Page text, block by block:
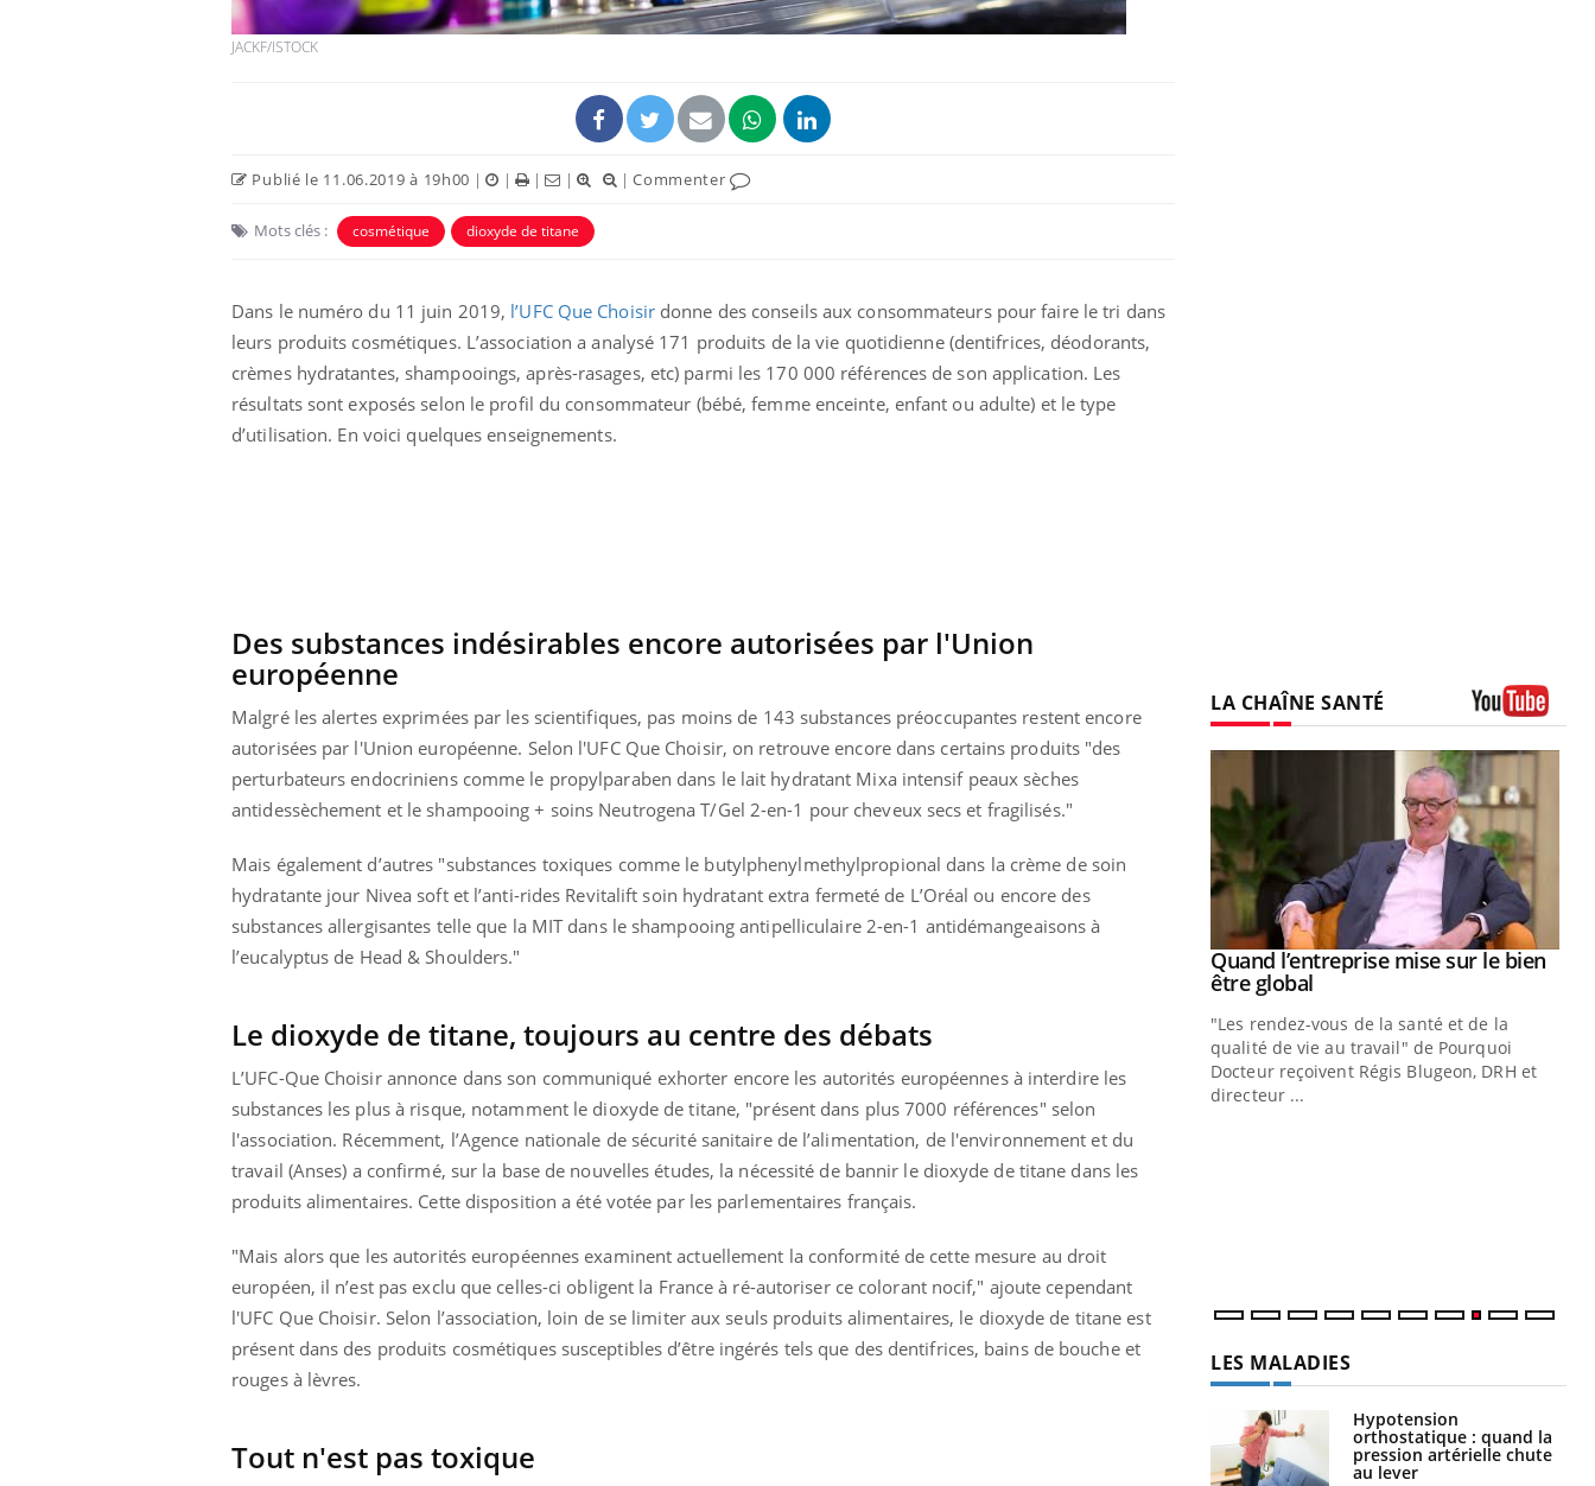
JACKF/ISTOCK
Publié le 11.06.2019 à 19h00 | | | | |Commenter
Mots clés : cosmétique dioxyde de titane
Dans le numéro du 11 juin 2019, l’UFC Que Choisir donne des conseils aux consommateurs pour faire le tri dans
leurs produits cosmétiques. L’association a analysé 171 produits de la vie quotidienne (dentifrices, déodorants,
crèmes hydratantes, shampooings, après-rasages, etc) parmi les 170 000 références de son application. Les
résultats sont exposés selon le profil du consommateur (bébé, femme enceinte, enfant ou adulte) et le type
d’utilisation. En voici quelques enseignements.
Des substances indésirables encore autorisées par l'Union
européenne
Malgré les alertes exprimées par les scientifiques, pas moins de 143 substances préoccupantes restent encore
autorisées par l'Union européenne. Selon l'UFC Que Choisir, on retrouve encore dans certains produits "des
perturbateurs endocriniens comme le propylparaben dans le lait hydratant Mixa intensif peaux sèches
antidessèchement et le shampooing + soins Neutrogena T/Gel 2-en-1 pour cheveux secs et fragilisés."
Mais également d’autres "substances toxiques comme le butylphenylmethylpropional dans la crème de soin
hydratante jour Nivea soft et l’anti-rides Revitalift soin hydratant extra fermeté de L’Oréal ou encore des
substances allergisantes telle que la MIT dans le shampooing antipelliculaire 2-en-1 antidémangeaisons à
l’eucalyptus de Head & Shoulders."
Le dioxyde de titane, toujours au centre des débats
L’UFC-Que Choisir annonce dans son communiqué exhorter encore les autorités européennes à interdire les
substances les plus à risque, notamment le dioxyde de titane, "présent dans plus 7000 références" selon
l'association. Récemment, l’Agence nationale de sécurité sanitaire de l’alimentation, de l'environnement et du
travail (Anses) a confirmé, sur la base de nouvelles études, la nécessité de bannir le dioxyde de titane dans les
produits alimentaires. Cette disposition a été votée par les parlementaires français.
"Mais alors que les autorités européennes examinent actuellement la conformité de cette mesure au droit
européen, il n’est pas exclu que celles-ci obligent la France à ré-autoriser ce colorant nocif," ajoute cependant
l'UFC Que Choisir. Selon l’association, loin de se limiter aux seuls produits alimentaires, le dioxyde de titane est
présent dans des produits cosmétiques susceptibles d’être ingérés tels que des dentifrices, bains de bouche et
rouges à lèvres.
Tout n'est pas toxique
LA CHAÎNE SANTÉ
Diabète & Ramadan 2026Youtube
nombreuses personnes atteintes de
diabète, c'est une période de questions, de
défis, mais ...
Youtube
Un « jumeau numérique » pour
Un établissement lié à un groupe
mutualiste innove en matière de bilan de
santé : l'utilisation d'un « jumeau
numérique » permet ...
Youtube
nouveau rendez-vous culinaire qui
bouscule les idées reçues ! Dans cet
épisode, une ...
Youtube
Quand l’entreprise mise sur le bien
être globalYoutube
"Les rendez-vous de la santé et de la
qualité de vie au travail" de Pourquoi
Docteur reçoivent Régis Blugeon, DRH et
directeur ...
LES MALADIES
Hypotension
orthostatique : quand la
pression artérielle chute
au lever